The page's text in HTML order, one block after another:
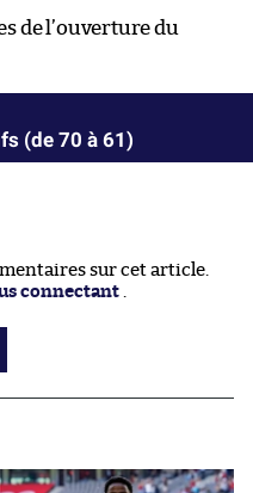
de l’ouverture du
(de 70 à 61)
sur cet article.
connectant